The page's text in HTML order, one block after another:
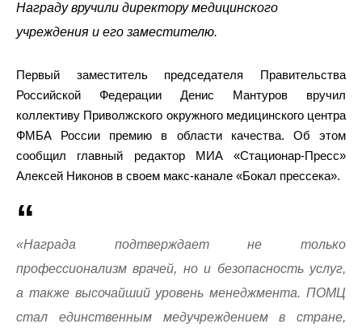
Награду вручили директору медицинского
учреждения и его заместителю.
Первый заместитель председателя Правительства
Российской Федерации Денис Мантуров вручил
коллективу Приволжского окружного медицинского центра
ФМБА России премию в области качества. Об этом
сообщил главный редактор МИА «Стационар-Пресс»
Алексей Никонов в своем макс-канале «Бокал прессека».
«Награда подтверждает не только
профессионализм врачей, но и безопасность услуг,
а также высочайший уровень менеджмента. ПОМЦ
стал единственным медучреждением в стране,